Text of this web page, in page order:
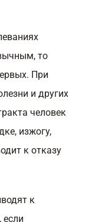
то
При
и других
человек
изжогу,
к отказу
к